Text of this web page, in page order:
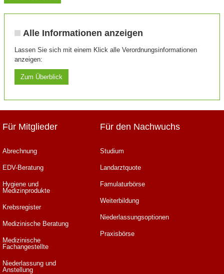
Alle Informationen anzeigen
Lassen Sie sich mit einem Klick alle Verordnungsinformationen
anzeigen:
Zum Überblick
Für Mitglieder
Abrechnung
EDV-Beratung
Hygiene und
Medizinprodukte
Krebsregister
Medizinische Beratung
Medizinische
Fachangestellte
Niederlassung und
Anstellung
Für den Nachwuchs
Studium
Landarztquote
Famulaturbörse
Weiterbildung
Niederlassungsoptionen
Praxisbörse